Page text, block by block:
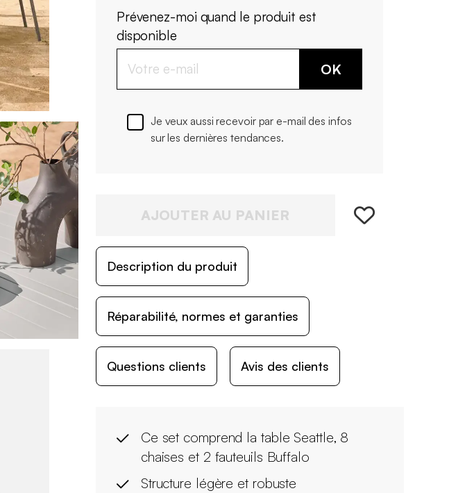
Prévenez-moi quand le produit est
disponible
OK
Je veux aussi recevoir par e-mail des infos
sur les dernières tendances.
AJOUTER AU PANIER
Description du produit
Réparabilité, normes et garanties
Questions clients Avis des clients
Ce set comprend la table Seattle, 8
chaises et 2 fauteuils Buffalo
Structure légère et robuste